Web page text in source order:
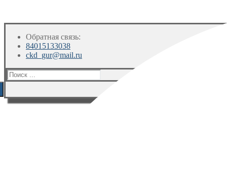
Обратная связь:
84015133038
ckd_gur@mail.ru
Искать: